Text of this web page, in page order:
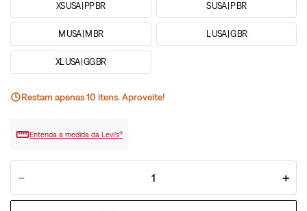
XS USA | PP BR S USA | P BR
M USA | M BR L USA | G BR
XL USA | GG BR
Restam apenas10 itens. Aproveite!
Entenda a medida da Levi’s®
＋
－